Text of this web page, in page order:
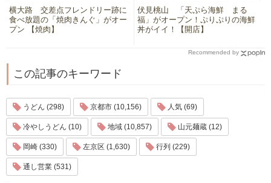
横大路 交差点フレンドリー跡に
食べ放題の「焼肉きんぐ」がオー
プン 【焼肉】
伏見桃山 「天ぷら海鮮 まる
福」がオープン！ぷりぷりの海鮮
丼がイイ！【開店】
Recommended by
この記事のキーワード
うどん (298) 京都市 (10,156) 人気 (69)
冷やしうどん (10) 地域 (10,857) 山元麺蔵 (12)
岡崎 (330) 左京区 (1,630) 行列 (229)
通し営業 (531)